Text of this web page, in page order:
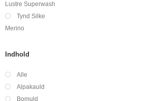
Lustre Superwash
Tynd Silke
Merino
Indhold
Alle
Alpakauld
Bomuld